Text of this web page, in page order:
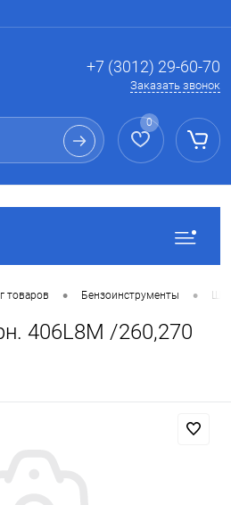
+7 (3012) 29-60-70
Заказать звонок
0
товаров • Бензоинструменты •
406L8М /260,270